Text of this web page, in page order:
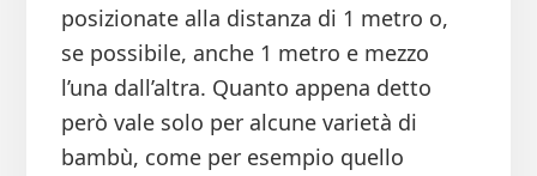
posizionate alla distanza di 1 metro o,
se possibile, anche 1 metro e mezzo
l’una dall’altra. Quanto appena detto
però vale solo per alcune varietà di
bambù, come per esempio quello